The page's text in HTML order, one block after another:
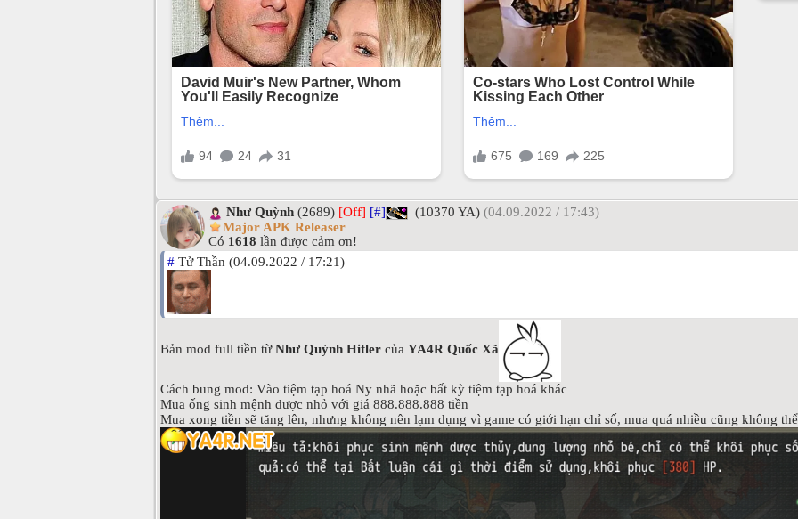
Như Quỳnh (2689) [Off] [#] (10370 YA) (04.09.2022 / 17:43)
Major APK Releaser
Có 1618 lần được cảm ơn!
# Tử Thần (04.09.2022 / 17:21)
Bản mod full tiền từNhư Quỳnh Hitler của YA4R Quốc Xã
Cách bung mod: Vào tiệm tạp hoá Ny nhã hoặc bất kỳ tiệm tạp hoá khác
Mua ống sinh mệnh dược nhỏ với giá 888.888.888 tiền
Mua xong tiền sẽ tăng lên, nhưng không nên lạm dụng vì game có giới hạn chỉ số, mua quá nhiều cũng không